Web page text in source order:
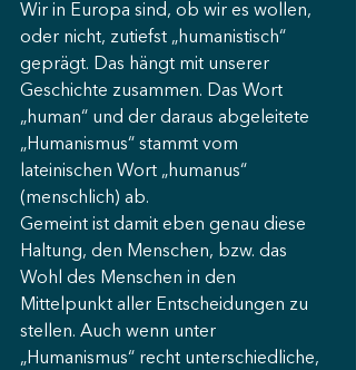
Wir in Europa sind, ob wir es wollen,
oder nicht, zutiefst „humanistisch“
geprägt. Das hängt mit unserer
Geschichte zusammen. Das Wort
„human“ und der daraus abgeleitete
„Humanismus“ stammt vom
lateinischen Wort „humanus“
(menschlich) ab.
Gemeint ist damit eben genau diese
Haltung, den Menschen, bzw. das
Wohl des Menschen in den
Mittelpunkt aller Entscheidungen zu
stellen. Auch wenn unter
„Humanismus“ recht unterschiedliche,